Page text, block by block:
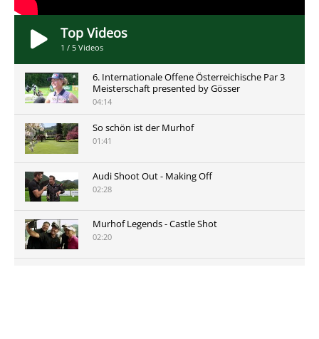
Top Videos
1 / 5 Videos
6. Internationale Offene Österreichische Par 3
Meisterschaft presented by Gösser
04:14
So schön ist der Murhof
01:41
Audi Shoot Out - Making Off
02:28
Murhof Legends - Castle Shot
02:20